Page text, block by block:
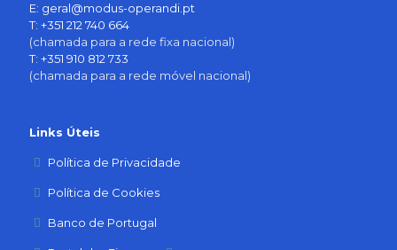
E: geral@modus-operandi.pt
T: +351 212 740 664
(chamada para a rede fixa nacional)
T: +351 910 812 733
(chamada para a rede móvel nacional)
Links Úteis
Política de Privacidade
Política de Cookies
Banco de Portugal